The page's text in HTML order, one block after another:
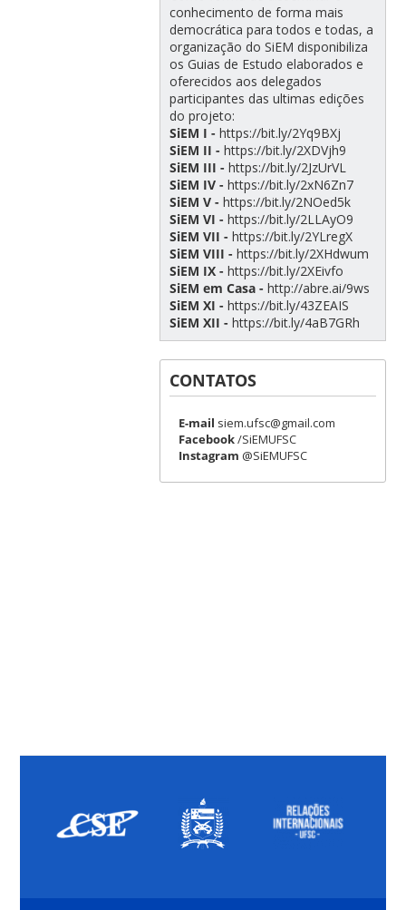
conhecimento de forma mais
democrática para todos e todas, a
organização do SiEM disponibiliza
os Guias de Estudo elaborados e
oferecidos aos delegados
participantes das ultimas edições
do projeto:
SiEM I - https://bit.ly/2Yq9BXj
SiEM II - https://bit.ly/2XDVjh9
SiEM III - https://bit.ly/2JzUrVL
SiEM IV - https://bit.ly/2xN6Zn7
SiEM V - https://bit.ly/2NOed5k
SiEM VI - https://bit.ly/2LLAyO9
SiEM VII - https://bit.ly/2YLregX
SiEM VIII - https://bit.ly/2XHdwum
SiEM IX - https://bit.ly/2XEivfo
SiEM em Casa - http://abre.ai/9ws
SiEM XI - https://bit.ly/43ZEAIS
SiEM XII - https://bit.ly/4aB7GRh
CONTATOS
E-mail siem.ufsc@gmail.com
Facebook/SiEMUFSC
Instagram @SiEMUFSC